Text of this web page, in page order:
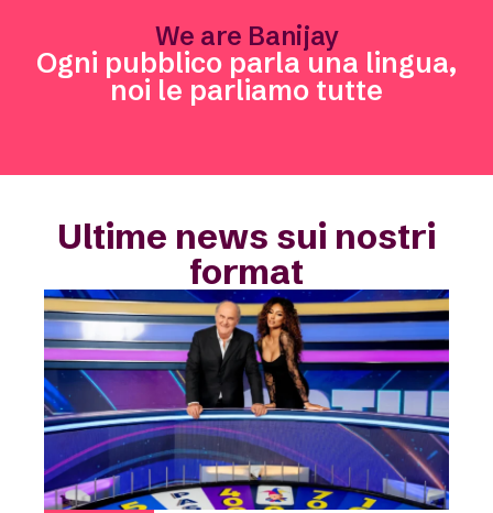
We are Banijay
Ogni pubblico parla una lingua,
noi le parliamo tutte
Ultime news sui nostri
format